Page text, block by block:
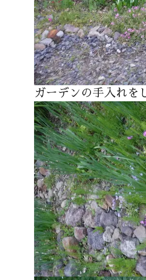
ガーデンの手入れを